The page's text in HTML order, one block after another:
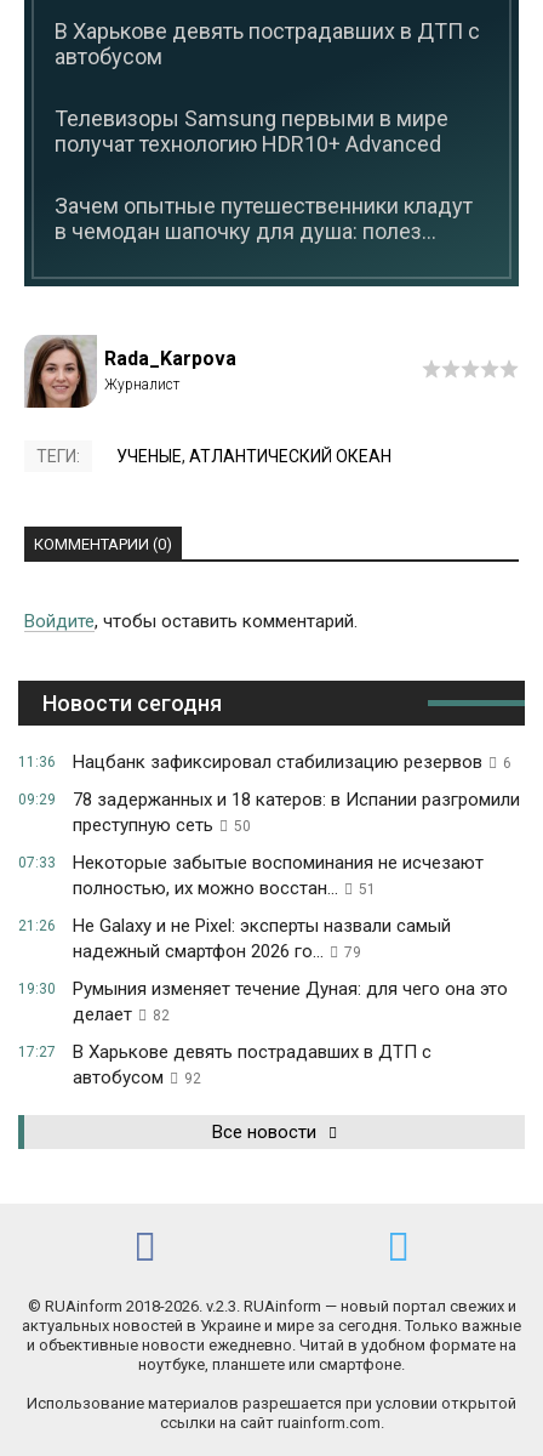
В Харькове девять пострадавших в ДТП с
автобусом
Телевизоры Samsung первыми в мире
получат технологию HDR10+ Advanced
Зачем опытные путешественники кладут
в чемодан шапочку для душа: полез...
Rada_Karpova
ТЕГИ: УЧЕНЫЕ, АТЛАНТИЧЕСКИЙ ОКЕАН
КОММЕНТАРИИ (0)
Войдите, чтобы оставить комментарий.
Новости сегодня
11:36 Нацбанк зафиксировал стабилизацию резервов 6
09:29
78 задержанных и 18 катеров: в Испании разгромили
преступную сеть
50
07:33
Некоторые забытые воспоминания не исчезают
полностью, их можно восстан...
51
21:26
Не Galaxy и не Pixel: эксперты назвали самый
надежный смартфон 2026 го...
79
19:30
Румыния изменяет течение Дуная: для чего она это
делает
82
17:27
В Харькове девять пострадавших в ДТП с
автобусом
92
Все новости
© RUAinform 2018-2026. v.2.3. RUAinform — новый портал свежих и
актуальных новостей в Украине и мире за сегодня. Только важные
и объективные новости ежедневно. Читай в удобном формате на
ноутбуке, планшете или смартфоне.
Использование материалов разрешается при условии открытой
ссылки на сайт ruainform.com.